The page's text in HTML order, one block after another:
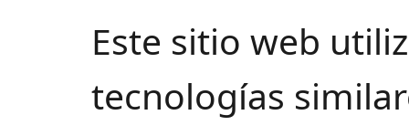
Este sitio web
tecnologías